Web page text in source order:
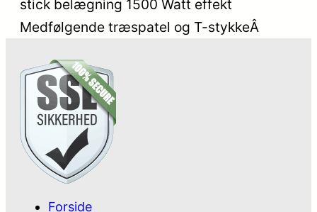
stick belægning 1500 Watt effekt
Medfølgende træspatel og T-stykkeÂ
Forside